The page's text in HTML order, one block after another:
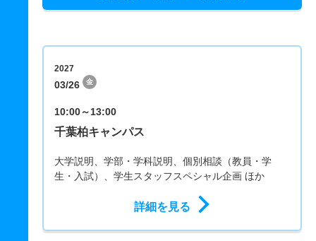
2027
03/26 金
10:00～13:00
千葉柏キャンパス
大学説明、学部・学科説明、個別相談（教員・学
生・入試）、学生スタッフスペシャル企画 ほか
詳細を見る